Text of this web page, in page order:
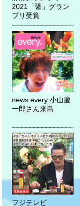
2021「醤」グラン
プリ受賞
news every 小山慶
一郎さん来島
フジテレビ